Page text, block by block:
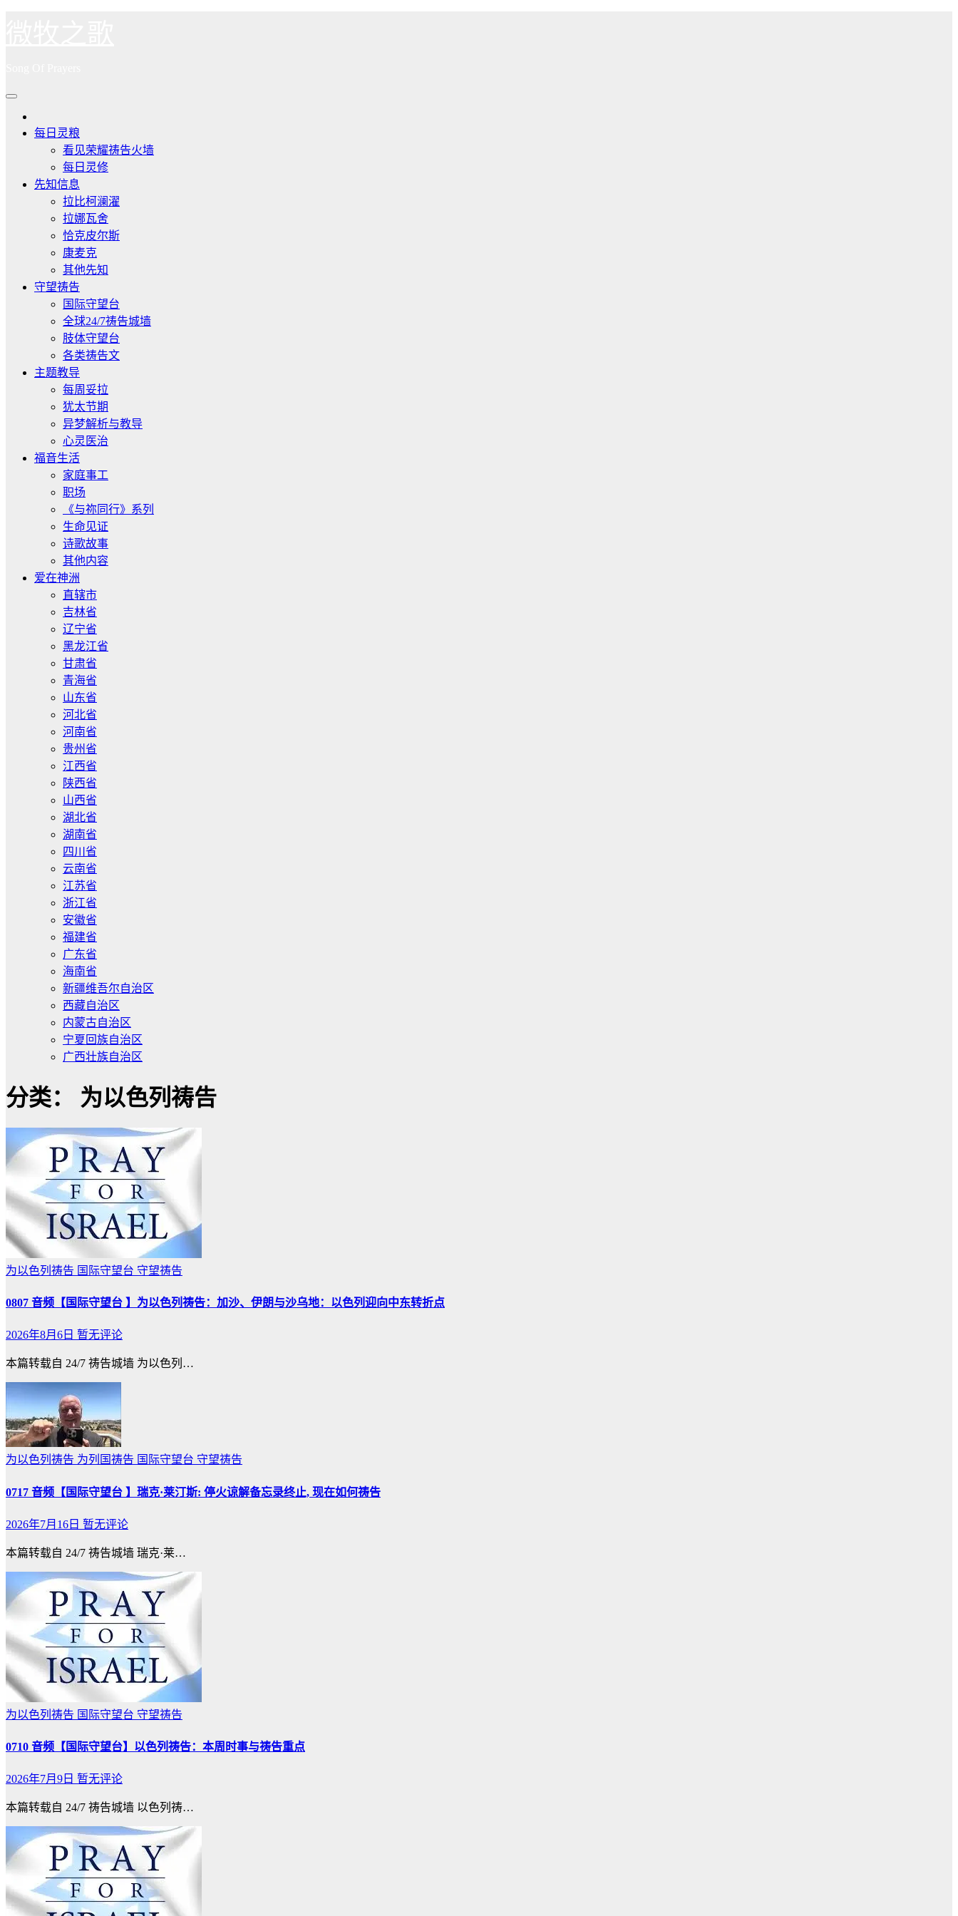
每日灵粮
看见荣耀祷告火墙
每日灵修
先知信息
拉比柯澜濯
拉娜瓦舍
恰克皮尔斯
康麦克
其他先知
守望祷告
国际守望台
全球24/7祷告城墙
肢体守望台
各类祷告文
主题教导
每周妥拉
犹太节期
异梦解析与教导
心灵医治
福音生活
家庭事工
职场
《与祢同行》系列
生命见证
诗歌故事
其他内容
爱在神洲
直辖市
吉林省
辽宁省
黑龙江省
甘肃省
青海省
山东省
河北省
河南省
贵州省
江西省
陕西省
山西省
湖北省
湖南省
四川省
云南省
江苏省
浙江省
安徽省
福建省
广东省
海南省
新疆维吾尔自治区
西藏自治区
内蒙古自治区
宁夏回族自治区
广西壮族自治区
分类： 为以色列祷告
为以色列祷告 国际守望台 守望祷告
0807 音频【国际守望台 】为以色列祷告：加沙、伊朗与沙乌地：以色列迎向中东转折点
2026年8月6日 暂无评论
本篇转载自 24/7 祷告城墙 为以色列…
为以色列祷告 为列国祷告 国际守望台 守望祷告
0717 音频【国际守望台 】瑞克·莱汀斯: 停火谅解备忘录终止, 现在如何祷告
2026年7月16日 暂无评论
本篇转载自 24/7 祷告城墙 瑞克·莱…
为以色列祷告 国际守望台 守望祷告
0710 音频【国际守望台】以色列祷告：本周时事与祷告重点
2026年7月9日 暂无评论
本篇转载自 24/7 祷告城墙 以色列祷…